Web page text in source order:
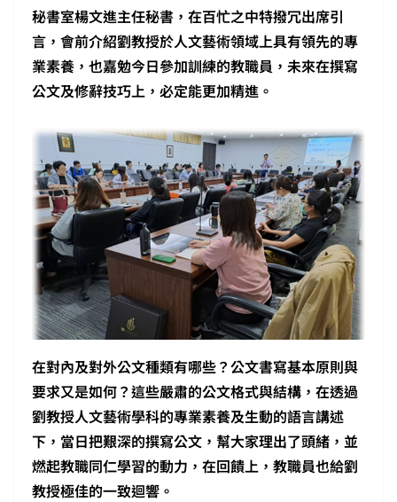
秘書室楊文進主任秘書，在百忙之中特撥冗出席引
言，會前介紹劉教授於人文藝術領域上具有領先的專
業素養，也嘉勉今日參加訓練的教職員，未來在撰寫
公文及修辭技巧上，必定能更加精進。
在對內及對外公文種類有哪些？公文書寫基本原則與
要求又是如何？這些嚴肅的公文格式與結構，在透過
劉教授人文藝術學科的專業素養及生動的語言講述
下，當日把艱深的撰寫公文，幫大家理出了頭緒，並
燃起教職同仁學習的動力，在回饋上，教職員也給劉
教授極佳的一致迴響。